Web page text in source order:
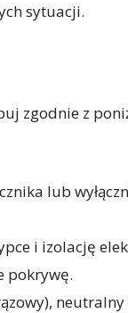
sytuacji.
zgodnie z
lub
i izolację
pokrywę.